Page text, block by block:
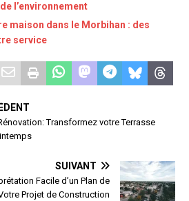
l’environnement
maison dans le Morbihan : des
service
Transformez votre Terrasse
SUIVANT
Facile d’un Plan de
Projet de Construction